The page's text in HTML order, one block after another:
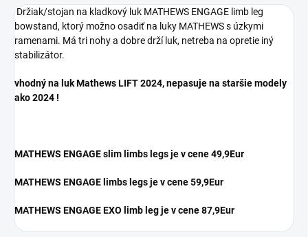
Držiak/stojan na kladkový luk MATHEWS ENGAGE limb leg
bowstand, ktorý možno osadiť na luky MATHEWS s úzkymi
ramenami. Má tri nohy a dobre drží luk, netreba na opretie iný
stabilizátor.
vhodný na luk Mathews LIFT 2024, nepasuje na staršie modely
ako 2024 !
MATHEWS ENGAGE slim limbs legs je v cene 49,9Eur
MATHEWS ENGAGE limbs legs je v cene 59,9Eur
MATHEWS ENGAGE EXO limb leg je v cene 87,9Eur